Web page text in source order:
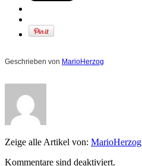
Geschrieben von MarioHerzog
Zeige alle Artikel von: MarioHerzog
Kommentare sind deaktiviert.